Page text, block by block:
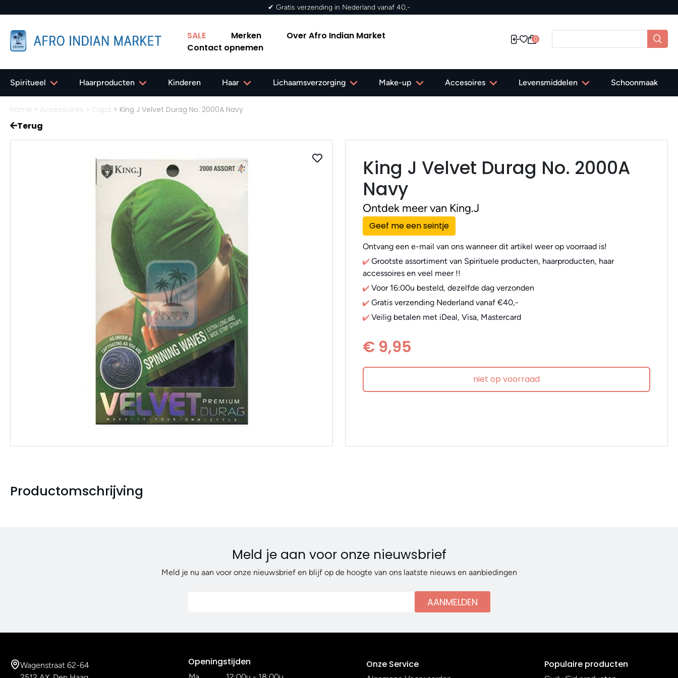
SALE Merken
Over Afro Indian Market
Contact opnemen
0
Spiritueel Haarproducten Kinderen Haar Lichaamsverzorging Make-up Accesoires Levensmiddelen Schoonmaak
Home > Accessoires > Caps > King J Velvet Durag No. 2000A Navy
Terug
King J Velvet Durag No. 2000A
Navy
Ontdek meer van King.J
Geef me een seintje
Ontvang een e-mail van ons wanneer dit artikel weer op voorraad is!
Grootste assortiment van Spirituele producten, haarproducten, haar
accessoires en veel meer !!
Voor 16:00u besteld, dezelfde dag verzonden
Gratis verzending Nederland vanaf €40,-
Veilig betalen met iDeal, Visa, Mastercard
€ 9,95
niet op voorraad
Productomschrijving
Meld je aan voor onze nieuwsbrief
Meld je nu aan voor onze nieuwsbrief en blijf op de hoogte van ons laatste nieuws en aanbiedingen
AANMELDEN
Wagenstraat 62-64
Openingstijden Onze Service Populaire producten